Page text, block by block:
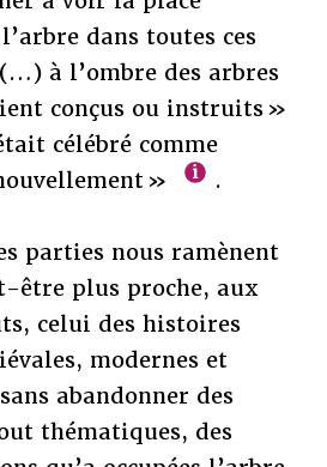
dans toutes ces
(…) à l’ombre des arbres
conçus ou instruits »
célébré comme
»
.
parties nous ramènent
être plus proche, aux
celui des histoires
modernes et
abandonner des
thématiques, des